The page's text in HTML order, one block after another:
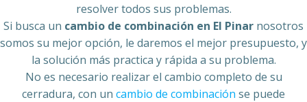
resolver todos sus problemas.
Si busca un cambio de combinación en El Pinar nosotros
somos su mejor opción, le daremos el mejor presupuesto, y
la solución más practica y rápida a su problema.
No es necesario realizar el cambio completo de su
cerradura, con un cambio de combinación se puede